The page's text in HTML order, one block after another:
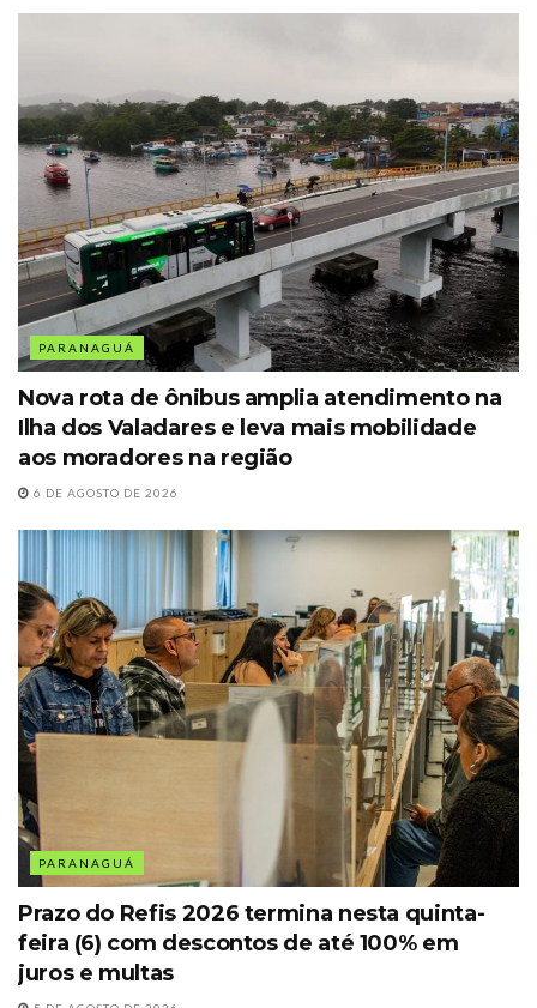
PARANAGUÁ
Nova rota de ônibus amplia atendimento na
Ilha dos Valadares e leva mais mobilidade
aos moradores na região
6 DE AGOSTO DE 2026
PARANAGUÁ
Prazo do Refis 2026 termina nesta quinta-
feira (6) com descontos de até 100% em
juros e multas